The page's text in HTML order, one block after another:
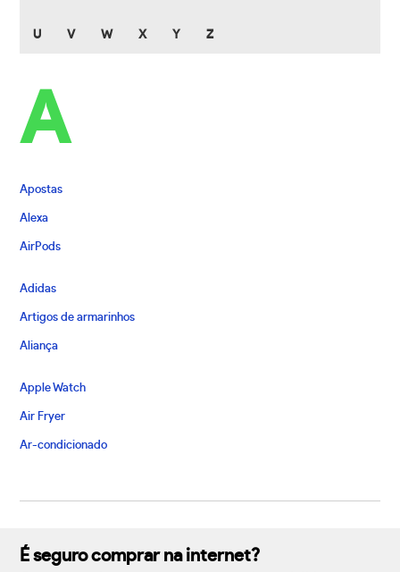
U V W X Y Z
A
Apostas
Alexa
AirPods
Adidas
Artigos de armarinhos
Aliança
Apple Watch
Air Fryer
Ar-condicionado
É seguro comprar na internet?